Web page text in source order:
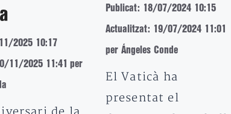
2025 10:17
11/2025 11:41 per
Publicat: 18/07/2024 10:15
Actualitzat: 19/07/2024 11:01
per Ángeles Conde
El Vaticà ha
presentat el